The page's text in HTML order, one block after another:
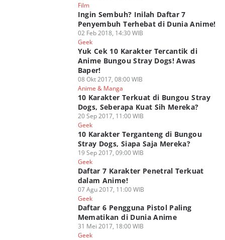
Film
Ingin Sembuh? Inilah Daftar 7
Penyembuh Terhebat di Dunia Anime!
02 Feb 2018, 14:30 WIB
Geek
Yuk Cek 10 Karakter Tercantik di
Anime Bungou Stray Dogs! Awas
Baper!
08 Okt 2017, 08:00 WIB
Anime & Manga
10 Karakter Terkuat di Bungou Stray
Dogs, Seberapa Kuat Sih Mereka?
20 Sep 2017, 11:00 WIB
Geek
10 Karakter Terganteng di Bungou
Stray Dogs, Siapa Saja Mereka?
19 Sep 2017, 09:00 WIB
Geek
Daftar 7 Karakter Penetral Terkuat
dalam Anime!
07 Agu 2017, 11:00 WIB
Geek
Daftar 6 Pengguna Pistol Paling
Mematikan di Dunia Anime
31 Mei 2017, 18:00 WIB
Geek